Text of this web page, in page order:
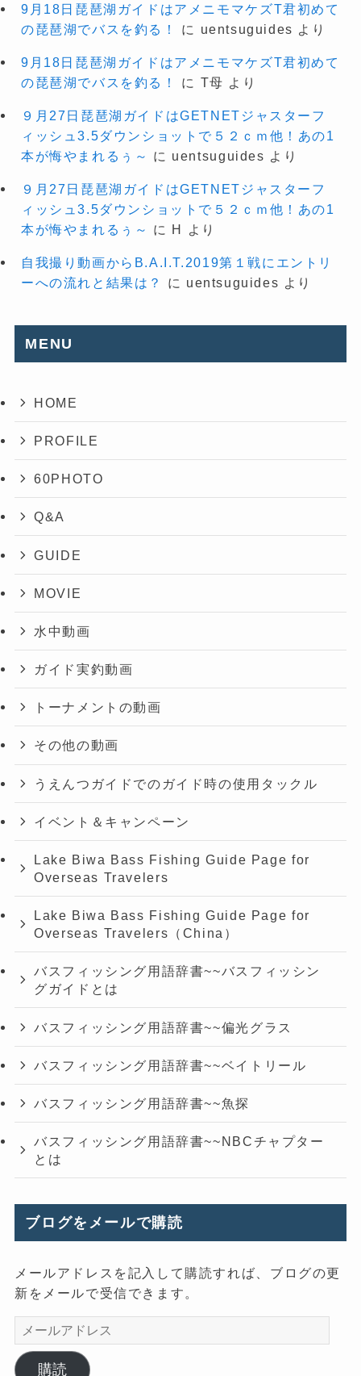
9月18日琵琶湖ガイドはアメニモマケズT君初めて
の琵琶湖でバスを釣る！
に uentsuguides より
9月18日琵琶湖ガイドはアメニモマケズT君初めて
の琵琶湖でバスを釣る！
に T母 より
９月27日琵琶湖ガイドはGETNETジャスターフ
ィッシュ3.5ダウンショットで５２ｃｍ他！あの1
本が悔やまれるぅ～
に uentsuguides より
９月27日琵琶湖ガイドはGETNETジャスターフ
ィッシュ3.5ダウンショットで５２ｃｍ他！あの1
本が悔やまれるぅ～
に H より
自我撮り動画からB.A.I.T.2019第１戦にエントリ
ーへの流れと結果は？
に uentsuguides より
MENU
HOME
PROFILE
60PHOTO
Q&A
GUIDE
MOVIE
水中動画
ガイド実釣動画
トーナメントの動画
その他の動画
うえんつガイドでのガイド時の使用タックル
イベント＆キャンペーン
Lake Biwa Bass Fishing Guide Page for
Overseas Travelers
Lake Biwa Bass Fishing Guide Page for
Overseas Travelers（China）
バスフィッシング用語辞書~~バスフィッシン
グガイドとは
バスフィッシング用語辞書~~偏光グラス
バスフィッシング用語辞書~~ベイトリール
バスフィッシング用語辞書~~魚探
バスフィッシング用語辞書~~NBCチャプター
とは
ブログをメールで購読
メールアドレスを記入して購読すれば、ブログの更
新をメールで受信できます。
メ
ー
ル
購読